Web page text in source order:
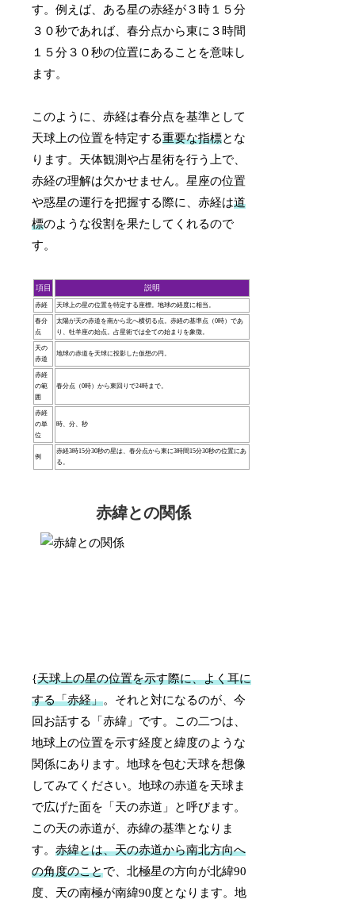
す。例えば、ある星の赤経が３時１５分
３０秒であれば、春分点から東に３時間
１５分３０秒の位置にあることを意味し
ます。
このように、赤経は春分点を基準として
天球上の位置を特定する重要な指標とな
ります。天体観測や占星術を行う上で、
赤経の理解は欠かせません。星座の位置
や惑星の運行を把握する際に、赤経は道
標のような役割を果たしてくれるので
す。
項目 説明
赤経 天球上の星の位置を特定する座標。地球の経度に相当。
春分
点
太陽が天の赤道を南から北へ横切る点。赤経の基準点（0時）であ
り、牡羊座の始点。占星術では全ての始まりを象徴。
天の
赤道
地球の赤道を天球に投影した仮想の円。
赤経
の範
囲
春分点（0時）から東回りで24時まで。
赤経
の単
位
時、分、秒
例
赤経3時15分30秒の星は、春分点から東に3時間15分30秒の位置にあ
る。
赤緯との関係
{天球上の星の位置を示す際に、よく耳に
する「赤経」。それと対になるのが、今
回お話する「赤緯」です。この二つは、
地球上の位置を示す経度と緯度のような
関係にあります。地球を包む天球を想像
してみてください。地球の赤道を天球ま
で広げた面を「天の赤道」と呼びます。
この天の赤道が、赤緯の基準となりま
す。赤緯とは、天の赤道から南北方向へ
の角度のことで、北極星の方向が北緯90
度、天の南極が南緯90度となります。地